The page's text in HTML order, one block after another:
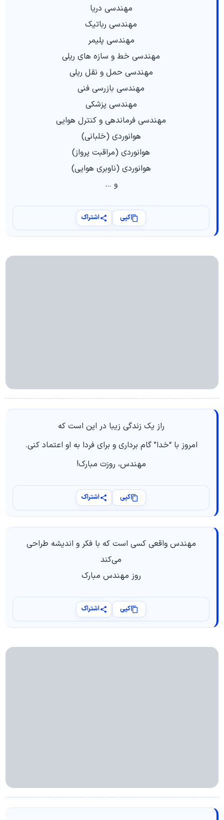
مهندسی دریا
مهندسی رباتیک
مهندسی پلیمر
مهندسی خط و سازه های ریلی
مهندسی حمل و نقل ریلی
مهندسی بازرسی فنی
مهندسی پزشکی
مهندسی فرماندهی و کنترل هوایی
هوانوردی (خلبانی)
هوانوردی (مراقبت پرواز)
هوانوردی (ناوبری هوایی)
و …
کپی اشتراک
راز یک زندگی زیبا در این است که
امروز با “خدا” گام برداری و برای فردا به او اعتماد کنی.
مهندس، روزت مبارک!
کپی اشتراک
مهندس واقعی کسی است که با فکر و اندیشه طراحی
می‌کند
روز مهندس مبارک
کپی اشتراک